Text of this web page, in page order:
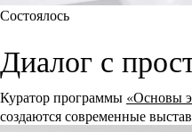
Состоялось
Диалог с
Куратор программы «Основы
создаются современные